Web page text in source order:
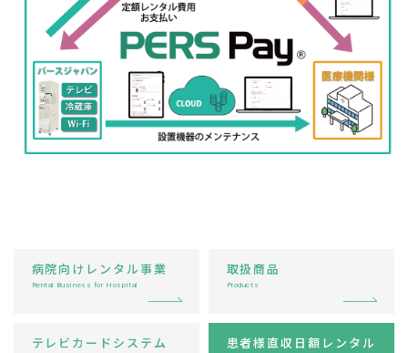
病院向けレンタル事業
Rental Business for Hospital
取扱商品
Products
テレビカードシステム
患者様直収日額レンタル